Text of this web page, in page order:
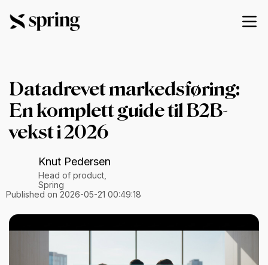
Datadrevet markedsføring:
En komplett guide til B2B-
vekst i 2026
Knut Pedersen
Head of product,
Spring
Published on 2026-05-21 00:49:18